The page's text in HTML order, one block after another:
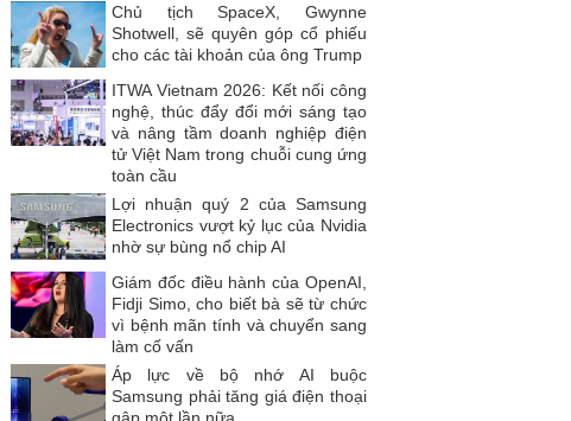
Chủ tịch SpaceX, Gwynne
Shotwell, sẽ quyên góp cổ phiếu
cho các tài khoản của ông Trump
ITWA Vietnam 2026: Kết nối công
nghệ, thúc đẩy đổi mới sáng tạo
và nâng tầm doanh nghiệp điện
tử Việt Nam trong chuỗi cung ứng
toàn cầu
Lợi nhuận quý 2 của Samsung
Electronics vượt kỷ lục của Nvidia
nhờ sự bùng nổ chip AI
Giám đốc điều hành của OpenAI,
Fidji Simo, cho biết bà sẽ từ chức
vì bệnh mãn tính và chuyển sang
làm cố vấn
Áp lực về bộ nhớ AI buộc
Samsung phải tăng giá điện thoại